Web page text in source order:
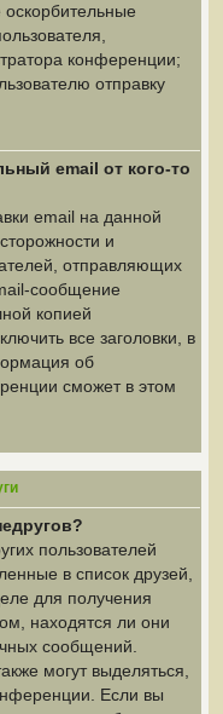
конференции;
отправку
email от кого-то
email на данной
и
отправляющих
сообщение
копией
все заголовки, в
об
сможет в этом
пользователей
в список друзей,
для получения
находятся ли они
сообщений.
могут выделяться,
Если вы